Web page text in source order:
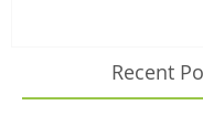
Recent